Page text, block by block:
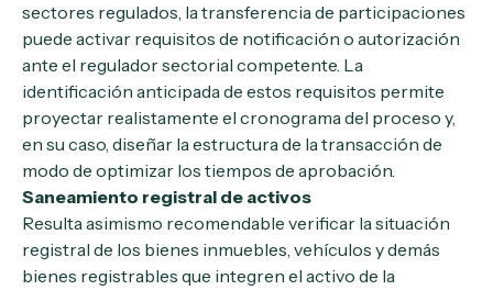
sectores regulados, la transferencia de participaciones
puede activar requisitos de notificación o autorización
ante el regulador sectorial competente. La
identificación anticipada de estos requisitos permite
proyectar realistamente el cronograma del proceso y,
en su caso, diseñar la estructura de la transacción de
modo de optimizar los tiempos de aprobación.
Saneamiento registral de activos
Resulta asimismo recomendable verificar la situación
registral de los bienes inmuebles, vehículos y demás
bienes registrables que integren el activo de la